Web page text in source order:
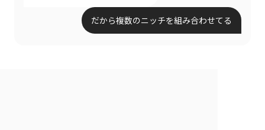
だから複数のニッチを組み合わせてる